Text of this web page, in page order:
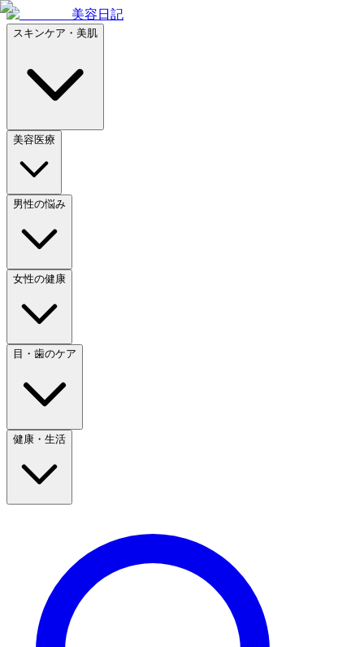
美容日記
スキンケア・美肌
美容医療
男性の悩み
女性の健康
目・歯のケア
健康・生活